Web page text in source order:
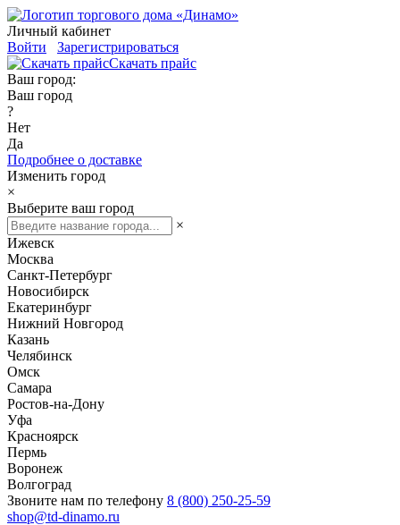
Личный кабинет
Войти
Зарегистрироваться
Скачать прайс
Ваш город:
Ваш город
?
Нет
Да
Подробнее о доставке
Изменить город
×
Выберите ваш город
×
Ижевск
Москва
Санкт-Петербург
Новосибирск
Екатеринбург
Нижний Новгород
Казань
Челябинск
Омск
Самара
Ростов-на-Дону
Уфа
Красноярск
Пермь
Воронеж
Волгоград
Звоните нам по телефону 8 (800) 250-25-59
shop@td-dinamo.ru